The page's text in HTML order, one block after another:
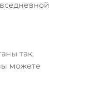
так,
можете